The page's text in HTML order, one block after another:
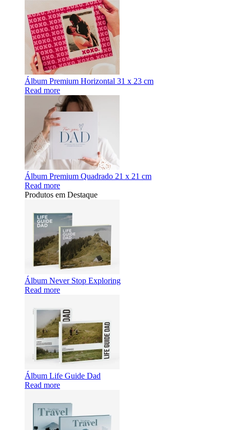
Álbum Premium Horizontal 31 x 23 cm
Read more
Álbum Premium Quadrado 21 x 21 cm
Read more
Produtos em Destaque
Álbum Never Stop Exploring
Read more
Álbum Life Guide Dad
Read more